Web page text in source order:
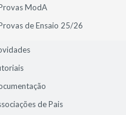
ModA
de Ensaio 25/26
de Pais